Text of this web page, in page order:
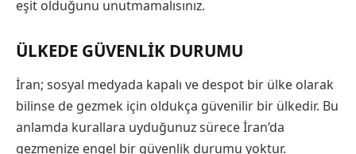
eşit olduğunu unutmamalısınız.
ÜLKEDE GÜVENLIK DURUMU
İran; sosyal medyada kapalı ve despot bir ülke olarak
bilinse de gezmek için oldukça güvenilir bir ülkedir. Bu
anlamda kurallara uyduğunuz sürece İran’da
gezmenize engel bir güvenlik durumu yoktur.